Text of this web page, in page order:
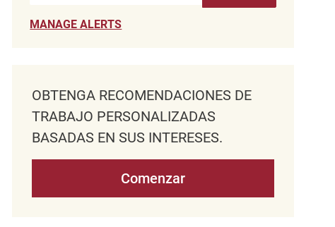
MANAGE ALERTS
OBTENGA RECOMENDACIONES DE
TRABAJO PERSONALIZADAS
BASADAS EN SUS INTERESES.
Comenzar